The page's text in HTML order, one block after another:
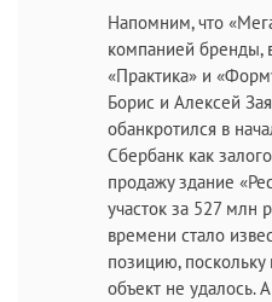
Напомним, что
компанией бренды,
«Практика» и
Борис и Алексей
обанкротился в
Сбербанк как
продажу здание
участок за 527 млн
времени стало
позицию,
объект не удалось.